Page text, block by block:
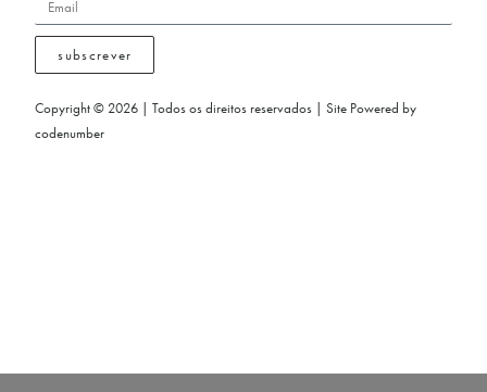
subscrever
Copyright © 2026 | Todos os direitos reservados | Site Powered by
codenumber